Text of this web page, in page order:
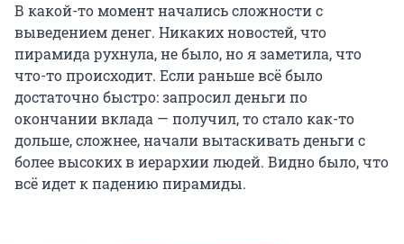
В какой-то момент начались сложности с
выведением денег. Никаких новостей, что
пирамида рухнула, не было, но я заметила, что
что-то происходит. Если раньше всё было
достаточно быстро: запросил деньги по
окончании вклада — получил, то стало как-то
дольше, сложнее, начали вытаскивать деньги с
более высоких в иерархии людей. Видно было, что
всё идет к падению пирамиды.